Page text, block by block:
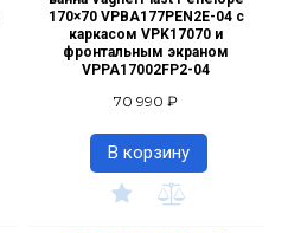
170×70 VPBA177PEN2E-04 с
каркасом VPK17070 и
фронтальным экраном
VPPA17002FP2-04
70 990 ₽
В корзину